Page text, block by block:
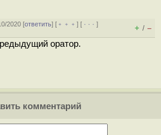
2020 [ответить] [ ﹢﹢﹢] [ · · ·]
+ / –
оратор.
комментарий